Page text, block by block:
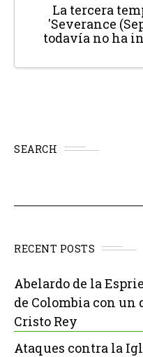
La tercera
'Severance
todavía no ha
SEARCH
RECENT POSTS
Abelardo de la
de Colombia con
Cristo Rey
Ataques contra la